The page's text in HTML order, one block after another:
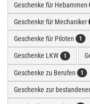
Geschenke für Hebammen
Geschenke für Mechaniker
Geschenke für Piloten 1
Geschenke LKW 1
Geschenke zu Berufen 1
Geschenke zur